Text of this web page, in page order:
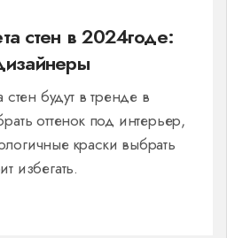
стен в 2024годе:
стен будут в тренде в
оттенок под интерьер,
краски выбрать
избегать.